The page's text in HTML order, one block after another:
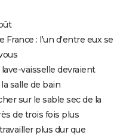
France : l'un d'entre eux se
vaisselle devraient
salle de bain
sur le sable sec de la
de trois fois plus
plus dur que